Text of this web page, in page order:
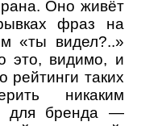
Оно живёт
фраз на
«ты видел?..»
это, видимо, и
таких
никаким
для бренда —